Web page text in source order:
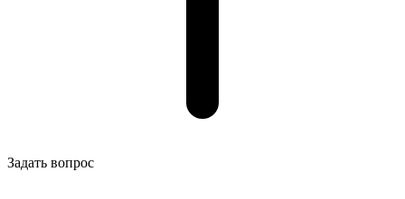
Задать вопрос